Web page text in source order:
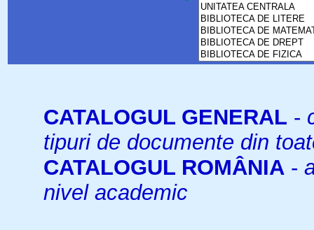
CATALOGUL GENERAL -
tipuri de documente din
CATALOGUL ROMÂNIA -
nivel academic